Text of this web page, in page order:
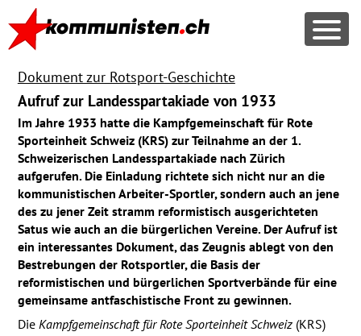
Dokument zur Rotsport-Geschichte
Aufruf zur Landesspartakiade von 1933
Im Jahre 1933 hatte die Kampfgemeinschaft für Rote
Sporteinheit Schweiz (KRS) zur Teilnahme an der 1.
Schwei­zerischen Landesspartakiade nach Zürich
aufgerufen. Die Einladung richtete sich nicht nur an die
kom­munis­tischen Arbeiter-Sportler, sondern auch an jene
des zu jener Zeit stramm reformistisch ausgerichteten
Satus wie auch an die bürgerlichen Vereine. Der Aufruf ist
ein interessantes Dokument, das Zeugnis ablegt von den
Bestrebungen der Rotsportler, die Basis der
reformistischen und bürgerlichen Sportverbände für eine
gemeinsame antfaschistische Front zu gewinnen.
Die Kampfgemeinschaft für Rote Sporteinheit Schweiz(KRS)